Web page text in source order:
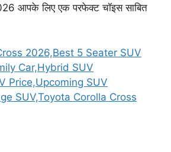
आपके लिए एक परफेक्ट चॉइस साबित
2026,Best 5 Seater SUV
Car,Hybrid SUV
Price,Upcoming SUV
SUV,Toyota Corolla Cross